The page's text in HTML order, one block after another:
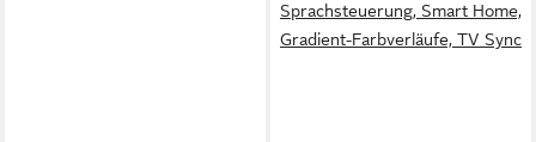
Sprachsteuerung, Smart Home,
Gradient-Farbverläufe, TV Sync